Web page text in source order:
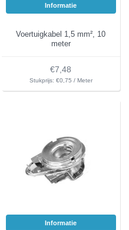
Informatie
Voertuigkabel 1,5 mm², 10
meter
€7,48
Stukprijs: €0,75 / Meter
Informatie